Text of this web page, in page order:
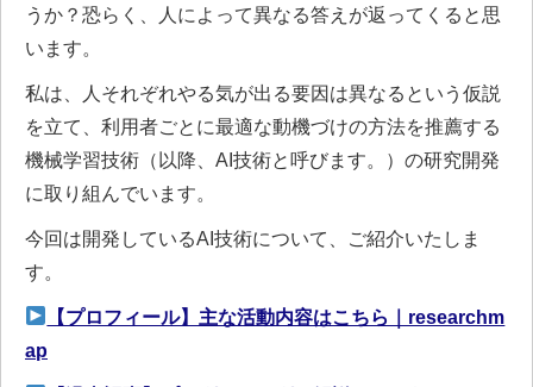
うか？恐らく、人によって異なる答えが返ってくると思
います。
私は、人それぞれやる気が出る要因は異なるという仮説
を立て、利用者ごとに最適な動機づけの方法を推薦する
機械学習技術（以降、AI技術と呼びます。）の研究開発
に取り組んでいます。
今回は開発しているAI技術について、ご紹介いたしま
す。
【プロフィール】主な活動内容はこちら｜researchm
ap